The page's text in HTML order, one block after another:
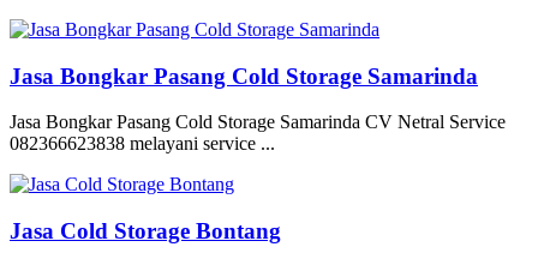
Jasa Bongkar Pasang Cold Storage Samarinda
Jasa Bongkar Pasang Cold Storage Samarinda CV Netral Service
082366623838 melayani service ...
Jasa Cold Storage Bontang